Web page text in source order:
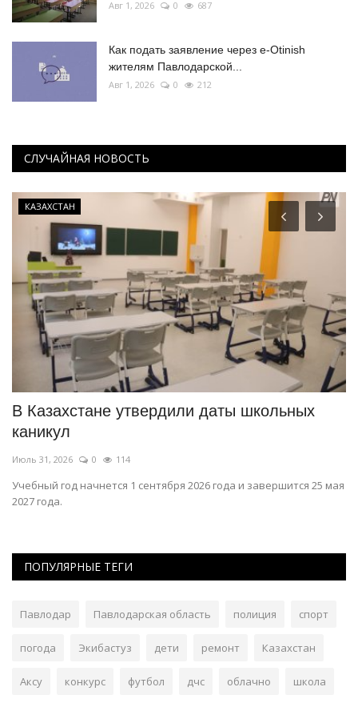
Авг 1, 2026 0 687
Как подать заявление через e-Otinish
жителям Павлодарской...
Авг 1, 2026 0 212
СЛУЧАЙНАЯ НОВОСТЬ
КАЗАХСТАН
В Казахстане утвердили даты школьных
каникул
Июль 31, 2026 0 114
Учебный год начнется 1 сентября 2026 года и завершится 25 мая
2027 года.
ПОПУЛЯРНЫЕ ТЕГИ
Павлодар Павлодарская область полиция спорт
погода Экибастуз дети ремонт Казахстан
Аксу конкурс футбол дчс облачно школа